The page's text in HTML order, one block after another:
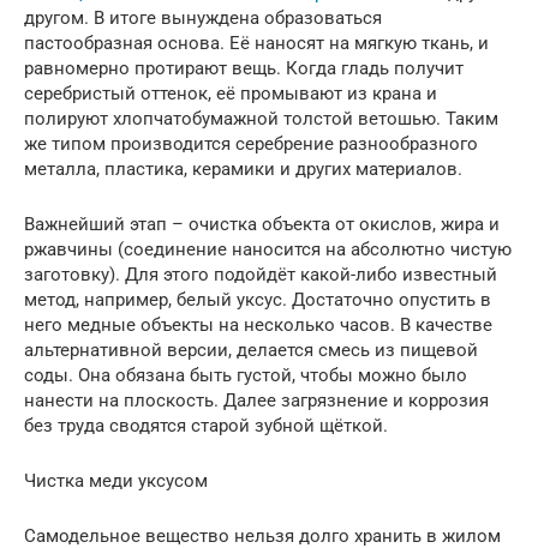
другом. В итоге вынуждена образоваться
пастообразная основа. Её наносят на мягкую ткань, и
равномерно протирают вещь. Когда гладь получит
серебристый оттенок, её промывают из крана и
полируют хлопчатобумажной толстой ветошью. Таким
же типом производится серебрение разнообразного
металла, пластика, керамики и других материалов.
Важнейший этап – очистка объекта от окислов, жира и
ржавчины (соединение наносится на абсолютно чистую
заготовку). Для этого подойдёт какой-либо известный
метод, например, белый уксус. Достаточно опустить в
него медные объекты на несколько часов. В качестве
альтернативной версии, делается смесь из пищевой
соды. Она обязана быть густой, чтобы можно было
нанести на плоскость. Далее загрязнение и коррозия
без труда сводятся старой зубной щёткой.
Чистка меди уксусом
Самодельное вещество нельзя долго хранить в жилом